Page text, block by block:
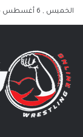
الخميس , 6 أغسطس 2026